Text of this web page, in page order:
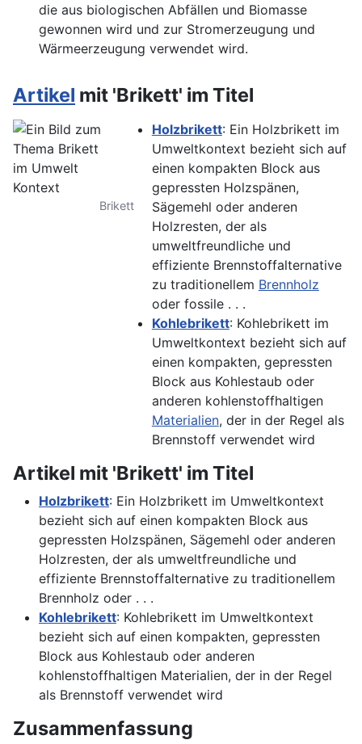
die aus biologischen Abfällen und Biomasse
gewonnen wird und zur Stromerzeugung und
Wärmeerzeugung verwendet wird.
Artikel mit 'Brikett' im Titel
Brikett
Holzbrikett: Ein Holzbrikett im
Umweltkontext bezieht sich auf
einen kompakten Block aus
gepressten Holzspänen,
Sägemehl oder anderen
Holzresten, der als
umweltfreundliche und
effiziente Brennstoffalternative
zu traditionellem Brennholz
oder fossile . . .
Kohlebrikett: Kohlebrikett im
Umweltkontext bezieht sich auf
einen kompakten, gepressten
Block aus Kohlestaub oder
anderen kohlenstoffhaltigen
Materialien, der in der Regel als
Brennstoff verwendet wird
Artikel mit 'Brikett' im Titel
Holzbrikett: Ein Holzbrikett im Umweltkontext
bezieht sich auf einen kompakten Block aus
gepressten Holzspänen, Sägemehl oder anderen
Holzresten, der als umweltfreundliche und
effiziente Brennstoffalternative zu traditionellem
Brennholz oder . . .
Kohlebrikett: Kohlebrikett im Umweltkontext
bezieht sich auf einen kompakten, gepressten
Block aus Kohlestaub oder anderen
kohlenstoffhaltigen Materialien, der in der Regel
als Brennstoff verwendet wird
Zusammenfassung